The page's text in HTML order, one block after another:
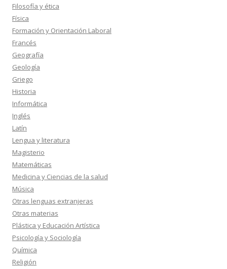
Filosofía y ética
Física
Formación y Orientación Laboral
Francés
Geografía
Geología
Griego
Historia
Informática
Inglés
Latín
Lengua y literatura
Magisterio
Matemáticas
Medicina y Ciencias de la salud
Música
Otras lenguas extranjeras
Otras materias
Plástica y Educación Artística
Psicología y Sociología
Química
Religión